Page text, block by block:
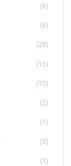
(6)
(6)
(28)
(15)
(10)
(2)
(1)
(3)
(1)